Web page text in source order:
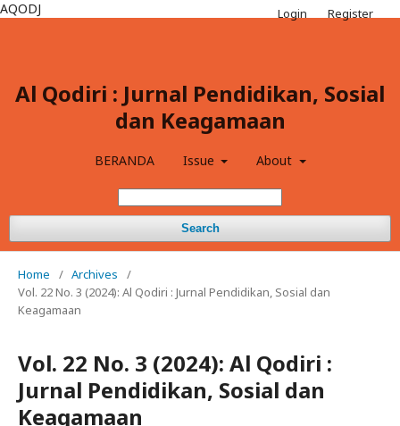
AQODJ
Al Qodiri : Jurnal Pendidikan, Sosial
dan Keagamaan
BERANDA Issue About
Search
Login Register
Home / Archives
/
Vol. 22 No. 3 (2024): Al Qodiri : Jurnal Pendidikan, Sosial dan
Keagamaan
Vol. 22 No. 3 (2024): Al Qodiri :
Jurnal Pendidikan, Sosial dan
Keagamaan